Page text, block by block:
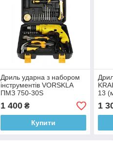
Дриль ударна з набором
інструментів VORSKLA
ПМЗ 750-30S
1 400₴
Купити
13
1